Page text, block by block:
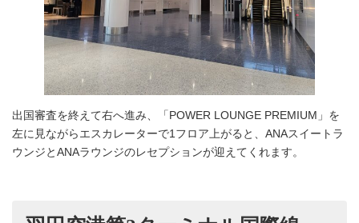
出国審査を終えて右へ進み、「POWER LOUNGE PREMIUM」を
左に見ながらエスカレーターで1フロア上がると、ANAスイートラ
ウンジとANAラウンジのレセプションが迎えてくれます。